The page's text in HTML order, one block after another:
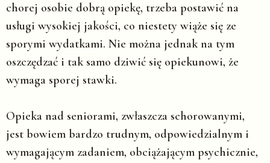
chorej osobie dobrą opiekę, trzeba postawić na
usługi wysokiej jakości, co niestety wiąże się ze
sporymi wydatkami. Nie można jednak na tym
oszczędzać i tak samo dziwić się opiekunowi, że
wymaga sporej stawki.
Opieka nad seniorami, zwłaszcza schorowanymi,
jest bowiem bardzo trudnym, odpowiedzialnym i
wymagającym zadaniem, obciążającym psychicznie,